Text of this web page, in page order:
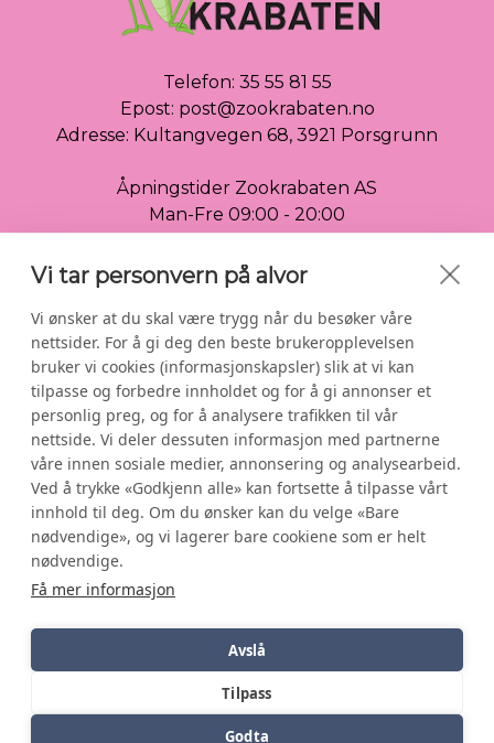
Vi tar personvern på alvor
Vi ønsker at du skal være trygg når du besøker våre
nettsider. For å gi deg den beste brukeropplevelsen
bruker vi cookies (informasjonskapsler) slik at vi kan
tilpasse og forbedre innholdet og for å gi annonser et
personlig preg, og for å analysere trafikken til vår
nettside. Vi deler dessuten informasjon med partnerne
våre innen sosiale medier, annonsering og analysearbeid.
Ved å trykke «Godkjenn alle» kan fortsette å tilpasse vårt
innhold til deg. Om du ønsker kan du velge «Bare
nødvendige», og vi lagerer bare cookiene som er helt
nødvendige.
Få mer informasjon
Avslå
Tilpass
Godta
Telefon: 35 55 81 55
Epost: post@zookrabaten.no
Adresse: Kultangvegen 68, 3921 Porsgrunn
Åpningstider Zookrabaten AS
Man-Fre 09:00 - 20:00
Hund |Katt |Fugl |Gnager | Reptil
|Fisk |Om Zoologen
|Om Zookrabaten
© Zoologen AS 2026